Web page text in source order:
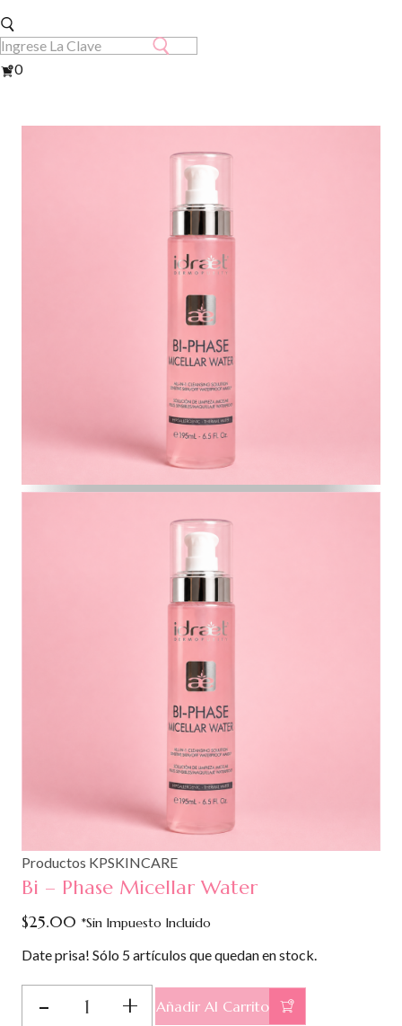
Ver
0
Productos KPSKINCARE
Bi – Phase Micellar Water
$25.00 *Sin Impuesto Incluido
Date prisa! Sólo 5 artículos que quedan en stock.
Añadir Al Carrito